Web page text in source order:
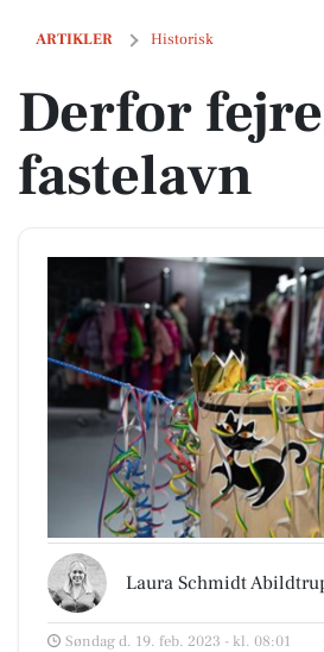
ARTIKLER Historisk
Derfor fejrer vi fastelavn
Derfor
fastelavn
Laura Schmidt
Søndag d. 19. feb. 2023 - kl. 08:01